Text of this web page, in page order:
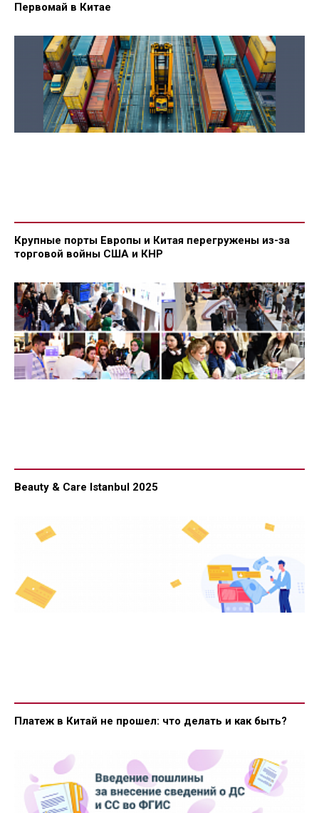
Первомай в Китае
Крупные порты Европы и Китая перегружены из-за
торговой войны США и КНР
Beauty & Care Istanbul 2025
Платеж в Китай не прошел: что делать и как быть?